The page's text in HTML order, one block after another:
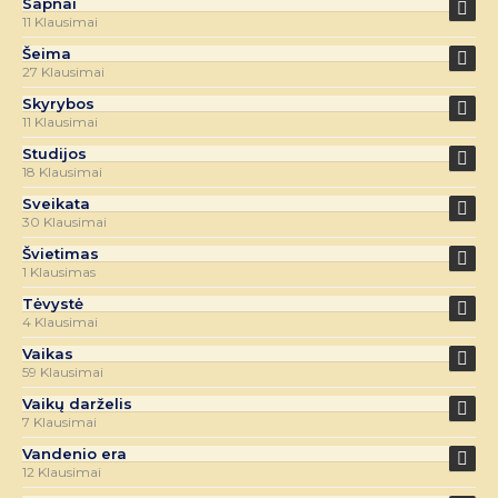
Sapnai
11 Klausimai
Šeima
27 Klausimai
Skyrybos
11 Klausimai
Studijos
18 Klausimai
Sveikata
30 Klausimai
Švietimas
1 Klausimas
Tėvystė
4 Klausimai
Vaikas
59 Klausimai
Vaikų darželis
7 Klausimai
Vandenio era
12 Klausimai